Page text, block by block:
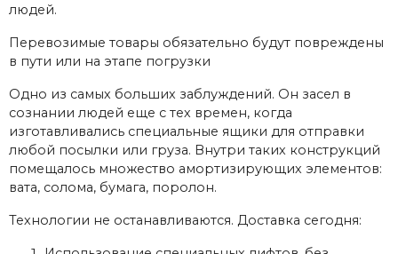
людей.
Перевозимые товары обязательно будут повреждены
в пути или на этапе погрузки
Одно из самых больших заблуждений. Он засел в
сознании людей еще с тех времен, когда
изготавливались специальные ящики для отправки
любой посылки или груза. Внутри таких конструкций
помещалось множество амортизирующих элементов:
вата, солома, бумага, поролон.
Технологии не останавливаются. Доставка сегодня: